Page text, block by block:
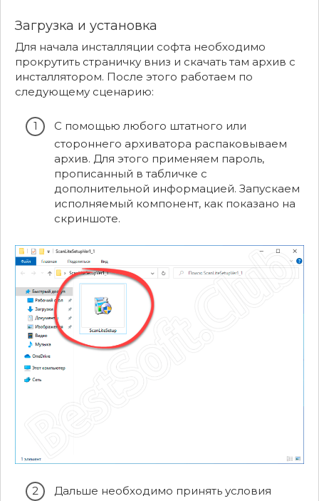
Загрузка и установка
Для начала инсталляции софта необходимо
прокрутить страничку вниз и скачать там архив с
инсталлятором. После этого работаем по
следующему сценарию:
С помощью любого штатного или
стороннего архиватора распаковываем
архив. Для этого применяем пароль,
прописанный в табличке с
дополнительной информацией. Запускаем
исполняемый компонент, как показано на
скриншоте.
Дальше необходимо принять условия